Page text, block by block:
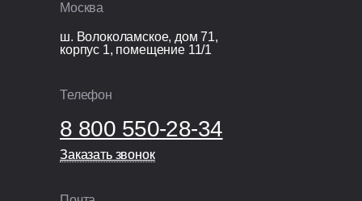
ш. Волоколамское, дом 71,
корпус 1, помещение 11/1
8 800 550-28-34
Москва
Заказать звонок
Заказать звонок
Телефон